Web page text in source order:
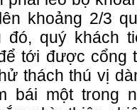
khoảng 2/3
đó, quý khách
tới được cổng
thách thú vị
bái một trong